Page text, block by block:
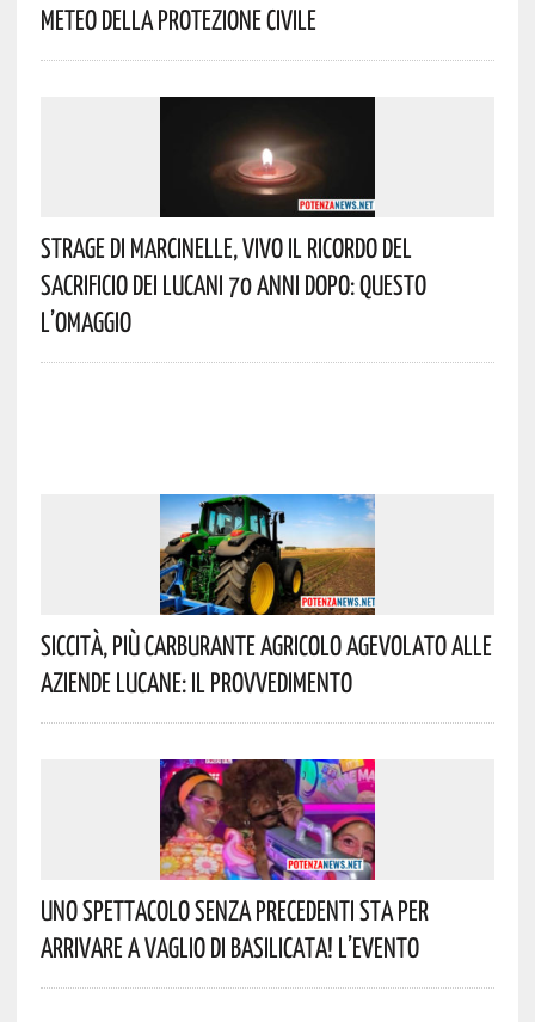
Meteo Della Protezione Civile
Strage Di Marcinelle, Vivo Il Ricordo Del
Sacrificio Dei Lucani 70 Anni Dopo: Questo
L’omaggio
Siccità, Più Carburante Agricolo Agevolato Alle
Aziende Lucane: Il Provvedimento
Uno Spettacolo Senza Precedenti Sta Per
Arrivare A Vaglio Di Basilicata! L’evento